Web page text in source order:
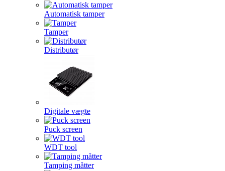
Automatisk tamper
Tamper
Distributør
Digitale vægte
Puck screen
WDT tool
Tamping måtter